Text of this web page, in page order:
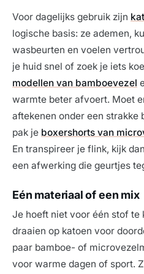
Voor dagelijks gebruik zijn
logische basis: ze ademen,
wasbeurten en voelen
je huid snel of zoek je iets
modellen van bamboevezel
warmte beter afvoert. Moet
aftekenen onder een strakke
pak je boxershorts van
En transpireer je flink, kijk
een afwerking die geurtjes
Eén materiaal of een mix
Je hoeft niet voor één stof te
draaien op katoen voor
paar bamboe- of
voor warme dagen of sport.